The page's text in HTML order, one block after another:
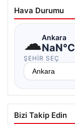
Hava Durumu
☁Ankara
NaN°C
ŞEHIR SEÇ
Bizi Takip Edin